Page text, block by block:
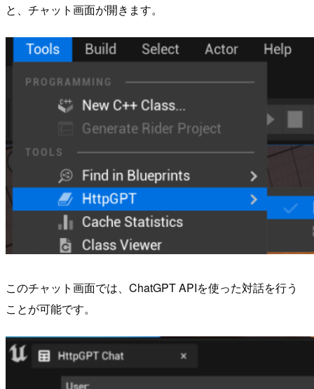
と、チャット画面が開きます。
このチャット画面では、ChatGPT APIを使った対話を行う
ことが可能です。